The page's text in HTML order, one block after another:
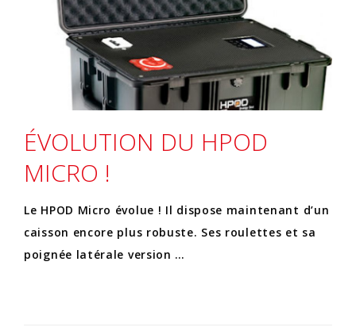
ÉVOLUTION DU HPOD
MICRO !
Le HPOD Micro évolue ! Il dispose maintenant d’un
caisson encore plus robuste. Ses roulettes et sa
poignée latérale version …